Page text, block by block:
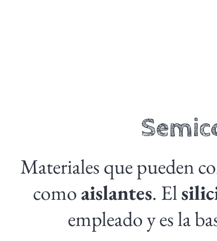
Materiales que pueden
comoaislantes. El
empleado y es la